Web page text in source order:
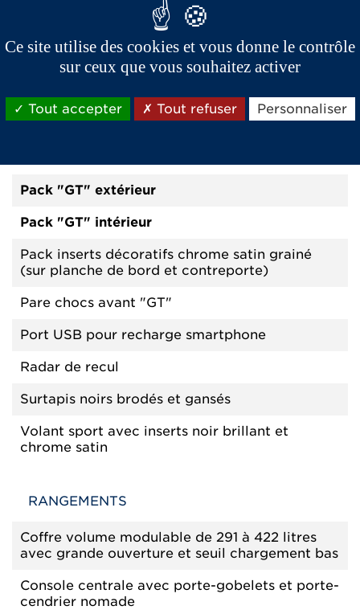
Calandre nid d'abeille noire brillante exclusive
GT
Chargeur de téléphone à induction dans
console centrale
Cloison de séparation habitacle/coffre
Pack "GT" extérieur
Pack "GT" intérieur
Pack inserts décoratifs chrome satin grainé
(sur planche de bord et contreporte)
Pare chocs avant "GT"
Port USB pour recharge smartphone
Radar de recul
Surtapis noirs brodés et gansés
Volant sport avec inserts noir brillant et
chrome satin
RANGEMENTS
Coffre volume modulable de 291 à 422 litres
avec grande ouverture et seuil chargement bas
Console centrale avec porte-gobelets et porte-
cendrier nomade
Ce site utilise des cookies et vous donne le contrôle
sur ceux que vous souhaitez activer
Tout accepter Tout refuser Personnaliser